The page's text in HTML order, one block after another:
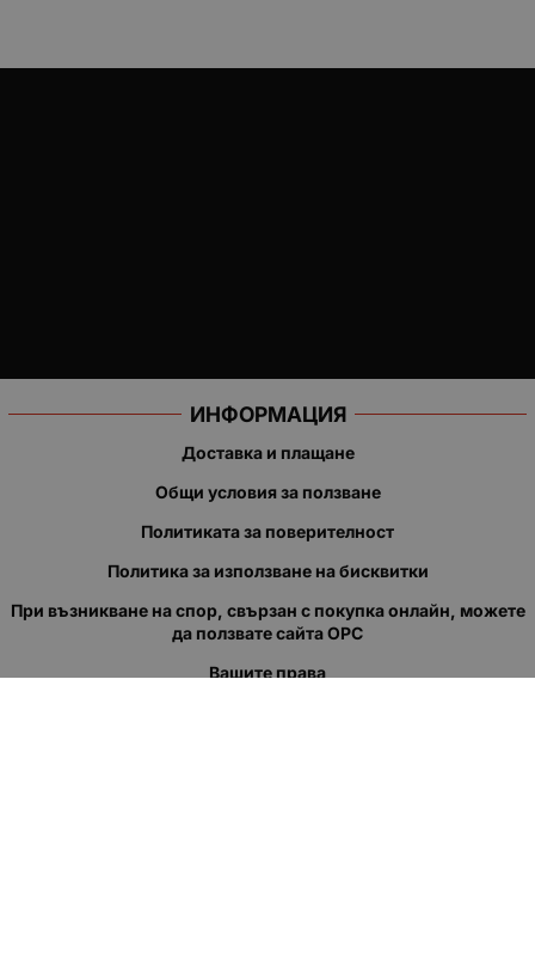
ИНФОРМАЦИЯ
Доставка и плащане
Общи условия за ползване
Политиката за поверителност
Политика за използване на бисквитки
При възникване на спор, свързан с покупка онлайн, можете
да ползвате сайта ОРС
Вашите права